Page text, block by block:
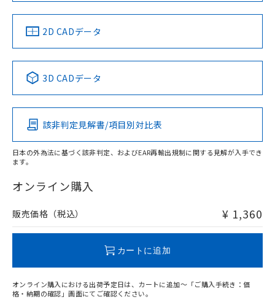
中国 RoHS 注意事項・凡例
Pb Hg Cd Cr(VI)
O
在庫等で未対応品が混在する可能性があります。
問い合わせください。
2D CADデータ
3D CADデータ
該非判定見解書/項目別対比表
日本の外為法に基づく該非判定、およびEAR再輸出規制に関する見解が入手でき
ます。
オンライン購入
販売価格（税込） ¥ 1,360
カートに追加
オンライン購入における出荷予定日は、カートに追加～「ご購入手続き：価
格・納期の確認」画面にてご確認ください。